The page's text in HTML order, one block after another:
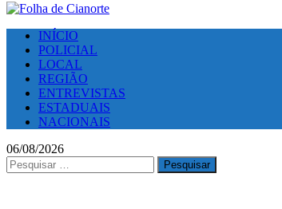
INÍCIO
POLICIAL
LOCAL
REGIÃO
ENTREVISTAS
ESTADUAIS
NACIONAIS
06/08/2026
Pesquisar
por: